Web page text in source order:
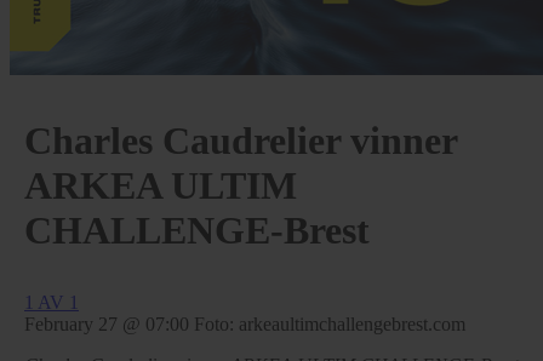
Charles Caudrelier vinner
ARKEA ULTIM
CHALLENGE-Brest
1 AV 1
February 27 @ 07:00 Foto: arkeaultimchallengebrest.com